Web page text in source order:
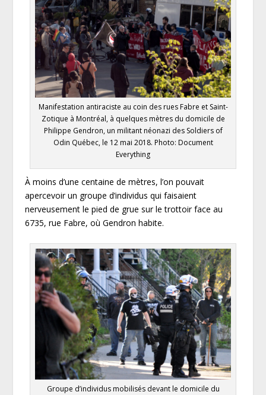
Manifestation antiraciste au coin des rues Fabre et Saint-
Zotique à Montréal, à quelques mètres du domicile de
Philippe Gendron, un militant néonazi des Soldiers of
Odin Québec, le 12 mai 2018. Photo: Document
Everything
À moins d’une centaine de mètres, l’on pouvait
apercevoir un groupe d’individus qui faisaient
nerveusement le pied de grue sur le trottoir face au
6735, rue Fabre, où Gendron habite.
Groupe d’individus mobilisés devant le domicile du